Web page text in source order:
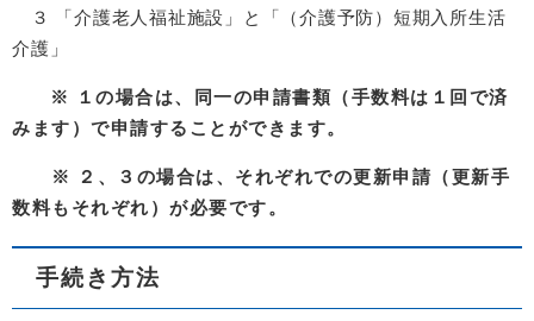
３ 「介護老人福祉施設」と「（介護予防）短期入所生活
介護」
※ １の場合は、同一の申請書類（手数料は１回で済
みます）で申請することができます。
※ ２、３の場合は、それぞれでの更新申請（更新手
数料もそれぞれ）が必要です。
手続き方法